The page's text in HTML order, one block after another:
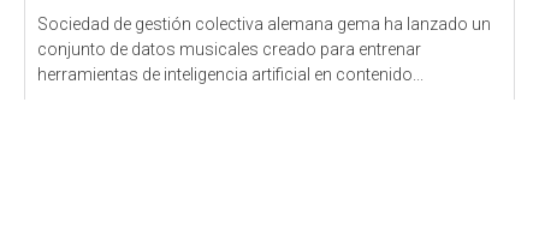
Sociedad de gestión colectiva alemana gema ha lanzado un
conjunto de datos musicales creado para entrenar
herramientas de inteligencia artificial en contenido...